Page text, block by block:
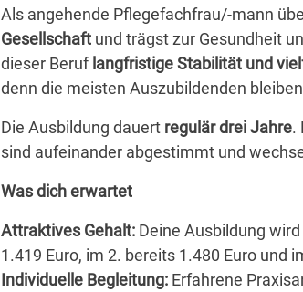
Als angehende Pflegefachfrau/-mann
Gesellschaft und trägst zur Gesundheit
dieser Beruflangfristige Stabilität und
denn die meisten Auszubildenden
Die Ausbildung dauert regulär drei Jahre.
sind aufeinander abgestimmt und
Was dich erwartet
Attraktives Gehalt: Deine Ausbildung
1.419 Euro, im 2. bereits 1.480 Euro und
Individuelle Begleitung: Erfahrene